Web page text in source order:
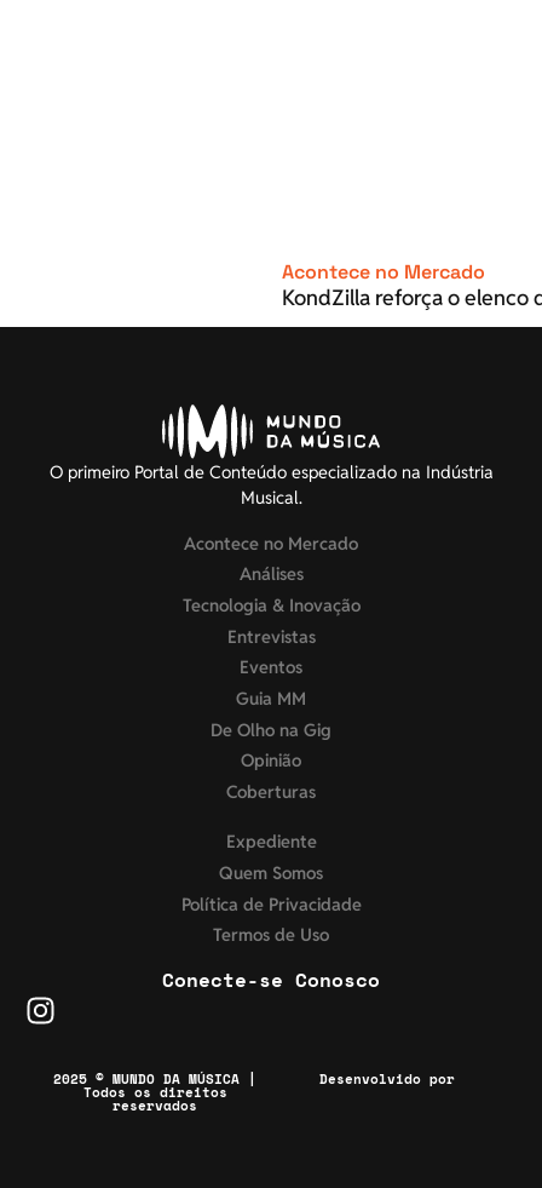
Acontece no Mercado
KondZilla reforça o elenco
O primeiro Portal de Conteúdo especializado na Indústria
Musical.
Acontece no Mercado
Análises
Tecnologia & Inovação
Entrevistas
Eventos
Guia MM
De Olho na Gig
Opinião
Coberturas
Expediente
Quem Somos
Política de Privacidade
Termos de Uso
Conecte-se Conosco
2025 © MUNDO DA MÚSICA |
Todos os direitos
reservados
Desenvolvido por